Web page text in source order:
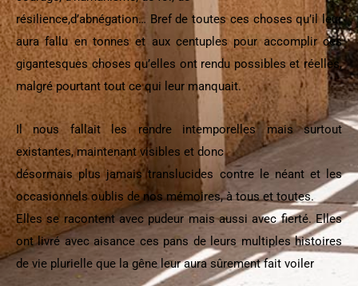
résilience,d’abnégation… Bref de toutes ces choses qu’il leur
aura fallu en tonnes et aux centuples pour accomplir ces
gigantesques choses qu’elles ont rendu possibles et réelles,
malgré pourtant tout ce qui leur manquait.
Il nous fallait les rendre intemporelles mais surtout
existantes, maintenant visibles et donc
désormais plus jamais translucides contre le néant et les
occasionnels oublis de nos mémoires, à tous et toutes.
Elles se racontent avec pudeur mais aussi avec fierté. Elles
ont livré avec aisance ces pans de leurs multiples histoires
de vie plurielle que la gêne leur aura sûrement fait voiler